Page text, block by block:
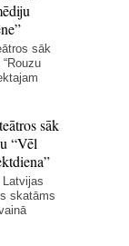
sāk
sāk
“Vēl
Latvijas
skatāms